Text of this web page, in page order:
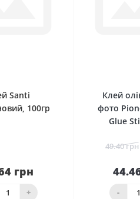
Santi
100гр
грн
+
Клей
фото
Glue
49.40 грн
-